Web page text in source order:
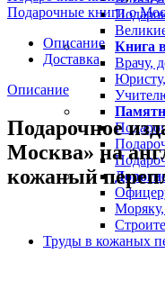
Книга
Врачу,
Юристу,
Труды в кожаных
Подарочные книги о
Описание
Доставка
Описание
Подарочное
Москва» на
кожаный